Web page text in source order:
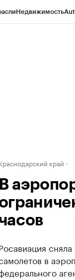
Недвижимость
край
В
в